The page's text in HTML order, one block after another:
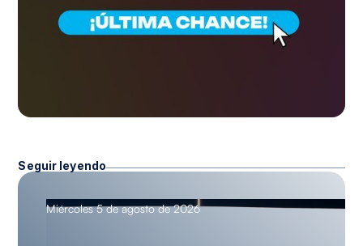
Seguir leyendo
Miércoles 5 de agosto de 2026